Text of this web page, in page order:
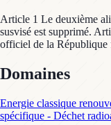
Article 1 Le deuxième
susvisé est supprimé.
officiel de la République
Domaines
Energie classique
spécifique - Déchet